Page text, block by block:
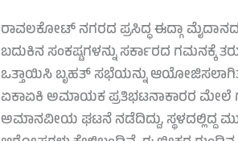
ರಾವಲಕೋಟ್ ನಗರದ ಪ್ರಸಿದ್ಧ ಈದ್ಗಾ
ಬದುಕಿನ ಸಂಕಷ್ಟಗಳನ್ನು ಸರ್ಕಾರದ ಗಮನಕ್ಕೆ
ಒತ್ತಾಯಿಸಿ ಬೃಹತ್ ಸಭೆಯನ್ನು
ಏಕಾಏಕಿ ಅಮಾಯಕ ಪ್ರತಿಭಟನಾಕಾರರ
ಅಮಾನವೀಯ ಘಟನೆ ನಡೆದಿದ್ದು, ಸ್ಥಳದಲ್ಲಿದ್ದ